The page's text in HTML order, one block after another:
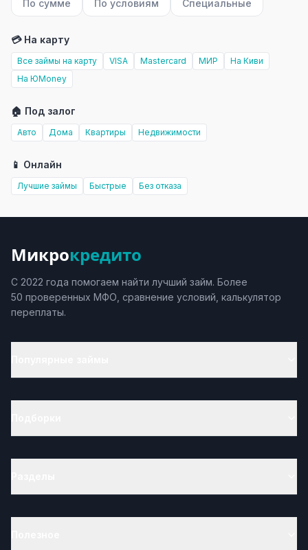
По сумме По условиям Специальные
💳 На карту
Все займы на карту VISA Mastercard МИР
На Киви
На ЮMoney
🏠 Под залог
Авто Дома Квартиры Недвижимости
📱 Онлайн
Лучшие займы Быстрые Без отказа
Микрокредито
С 2022 года помогаем найти лучший займ. Более
50 проверенных МФО, сравнение условий, калькулятор
переплаты.